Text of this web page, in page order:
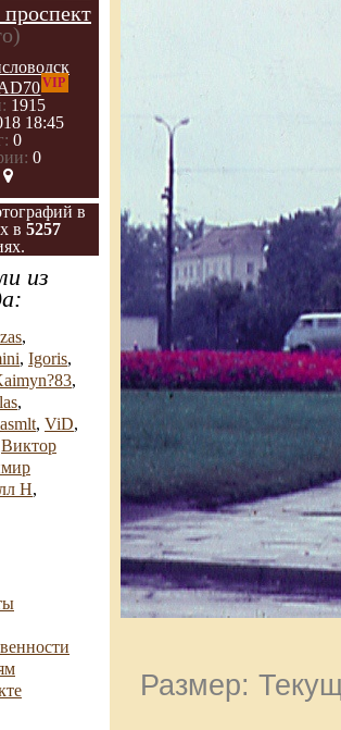
VIP
1915
18:45
0
0
в
в5257
из
,
, Igoris,
,
,
, ViD,
Виктор
Н,
Размер: